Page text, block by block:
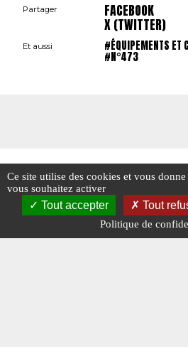
Partager FACEBOOK
X (TWITTER)
Et aussi #ÉQUIPEMENTS ET
#N°473
Ce site utilise des cookies et vous
vous souhaitez activer
Tout accepter Tout
Politique de